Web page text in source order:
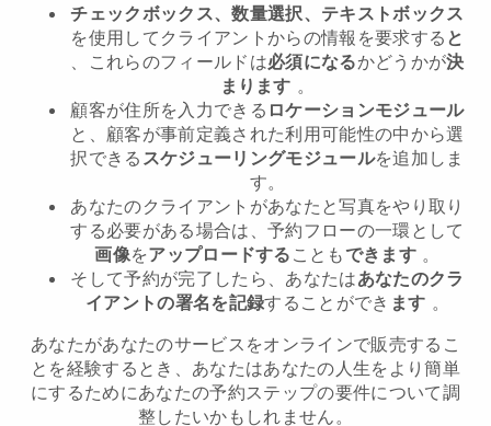
チェックボックス、数量選択、テキストボックス
を使用してクライアントからの情報を要求する と
、これらのフィールドは必須になるかどうかが決
まります 。
顧客が住所を入力できる ロケーションモジュール
と、顧客が事前定義された利用可能性の中から選
択できる スケジューリングモジュールを追加しま
す。
あなたのクライアントがあなたと写真をやり取り
する必要がある場合は、予約フローの一環として
画像をアップロードする こともできます 。
そして予約が完了したら、あなたはあなたのクラ
イアントの署名を記録することができ ます 。
あなたがあなたのサービスをオンラインで販売するこ
とを経験するとき、あなたはあなたの人生をより簡単
にするためにあなたの予約ステップの要件について調
整したいかもしれません。